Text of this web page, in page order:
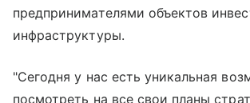
предпринимателями объектов
инфраструктуры.
"Сегодня у нас есть уникальная
посмотреть на все свои планы